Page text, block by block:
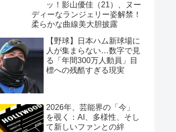
ッ！影山優佳（21）、ヌー
ディーなランジェリー姿解禁！
柔らかな曲線美大胆披露
【野球】日本ハム新球場に
人が集まらない…数字で見
る「年間300万人動員」目
標への残酷すぎる現実
2026年、芸能界の「今」
を覗く：AI、多様性、そし
て新しいファンとの絆